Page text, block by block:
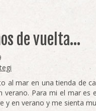
de vuelta…
al mar en una tienda de
verano. Para mi el mar es
y en verano y me sienta